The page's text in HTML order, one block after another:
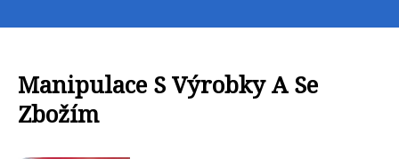
Manipulace S Výrobky A Se
Zbožím